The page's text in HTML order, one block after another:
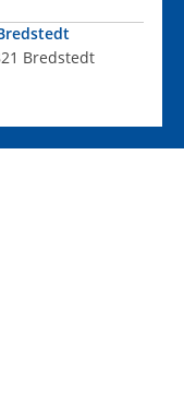
Bredstedt